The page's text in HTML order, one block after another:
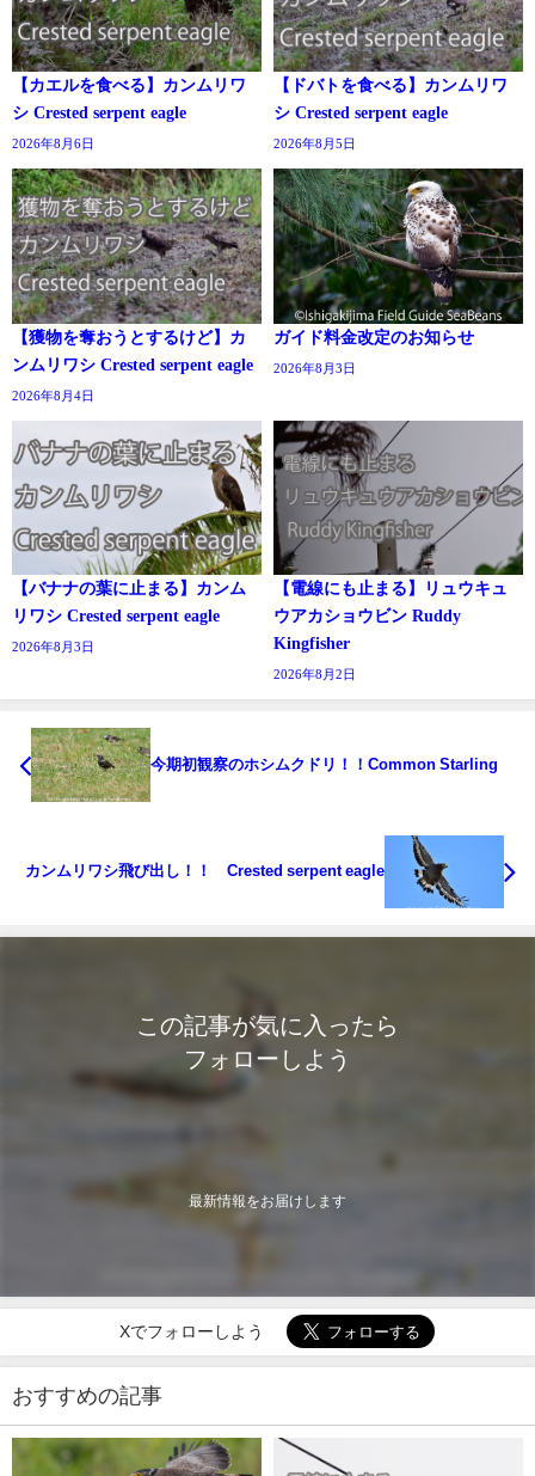
【カエルを食べる】カンムリワ
シ Crested serpent eagle
2026年8月6日
【ドバトを食べる】カンムリワ
シ Crested serpent eagle
2026年8月5日
【獲物を奪おうとするけど】カ
ンムリワシ Crested serpent eagle
2026年8月4日
ガイド料金改定のお知らせ
2026年8月3日
【バナナの葉に止まる】カンム
リワシ Crested serpent eagle
2026年8月3日
【電線にも止まる】リュウキュ
ウアカショウビン Ruddy
Kingfisher
2026年8月2日
今期初観察のホシムクドリ！！Common Starling
カンムリワシ飛び出し！！ Crested serpent eagle
この記事が気に入ったら
フォローしよう
最新情報をお届けします
Xでフォローしよう
おすすめの記事